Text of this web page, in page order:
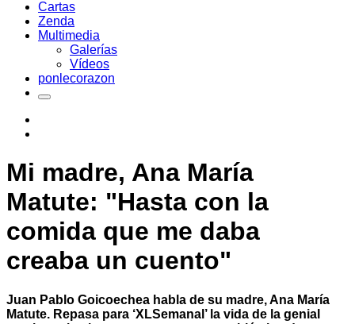
Cartas
Zenda
Multimedia
Galerías
Vídeos
ponlecorazon
Mi madre, Ana María
Matute: "Hasta con la
comida que me daba
creaba un cuento"
Juan Pablo Goicoechea habla de su madre, Ana María
Matute. Repasa para ‘XLSemanal’ la vida de la genial